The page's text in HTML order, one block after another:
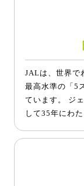
JALは、世界で
最高水準の「5
ています。 ジ
して35年にわ